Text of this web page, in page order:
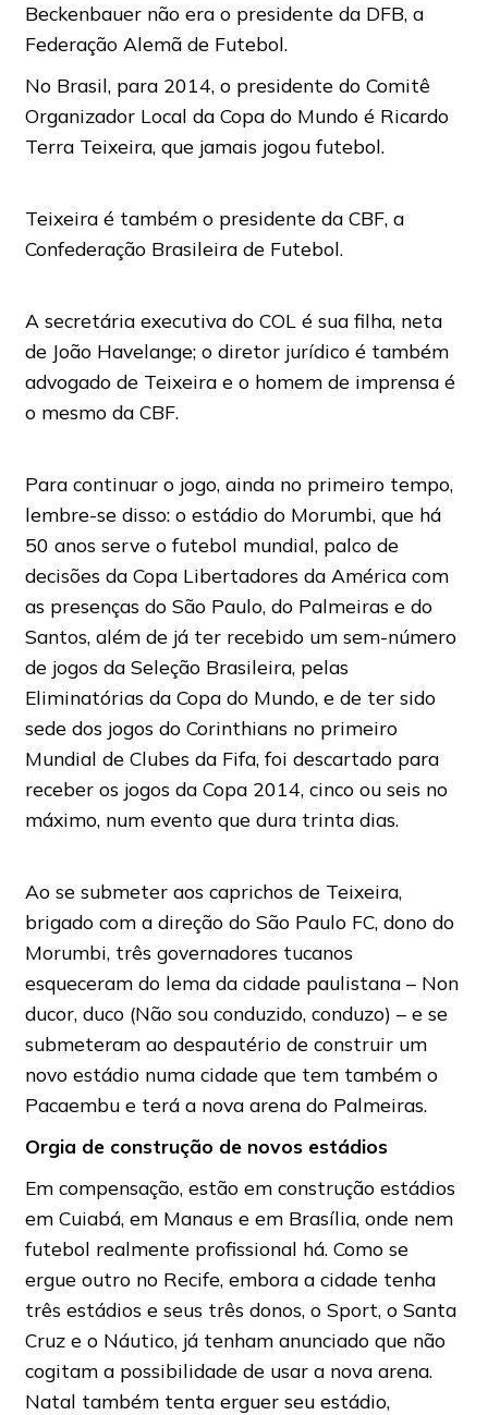
Beckenbauer não era o presidente da DFB, a
Federação Alemã de Futebol.
No Brasil, para 2014, o presidente do Comitê
Organizador Local da Copa do Mundo é Ricardo
Terra Teixeira, que jamais jogou futebol.
Teixeira é também o presidente da CBF, a
Confederação Brasileira de Futebol.
A secretária executiva do COL é sua filha, neta
de João Havelange; o diretor jurídico é também
advogado de Teixeira e o homem de imprensa é
o mesmo da CBF.
Para continuar o jogo, ainda no primeiro tempo,
lembre-se disso: o estádio do Morumbi, que há
50 anos serve o futebol mundial, palco de
decisões da Copa Libertadores da América com
as presenças do São Paulo, do Palmeiras e do
Santos, além de já ter recebido um sem-número
de jogos da Seleção Brasileira, pelas
Eliminatórias da Copa do Mundo, e de ter sido
sede dos jogos do Corinthians no primeiro
Mundial de Clubes da Fifa, foi descartado para
receber os jogos da Copa 2014, cinco ou seis no
máximo, num evento que dura trinta dias.
Ao se submeter aos caprichos de Teixeira,
brigado com a direção do São Paulo FC, dono do
Morumbi, três governadores tucanos
esqueceram do lema da cidade paulistana – Non
ducor, duco (Não sou conduzido, conduzo) – e se
submeteram ao despautério de construir um
novo estádio numa cidade que tem também o
Pacaembu e terá a nova arena do Palmeiras.
Orgia de construção de novos estádios
Em compensação, estão em construção estádios
em Cuiabá, em Manaus e em Brasília, onde nem
futebol realmente profissional há. Como se
ergue outro no Recife, embora a cidade tenha
três estádios e seus três donos, o Sport, o Santa
Cruz e o Náutico, já tenham anunciado que não
cogitam a possibilidade de usar a nova arena.
Natal também tenta erguer seu estádio,